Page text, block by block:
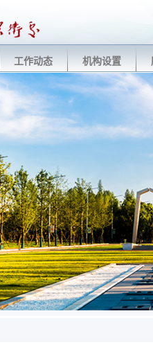
工作动态 机构设置